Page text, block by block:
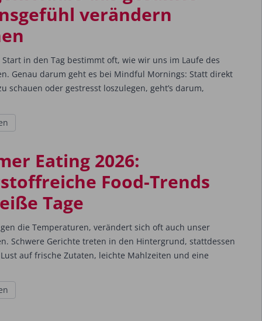
verändern
Start in den Tag bestimmt oft, wie wir uns im Laufe des
Genau darum geht es bei Mindful Mornings: Statt direkt
schauen oder gestresst loszulegen, geht’s darum,
Eating 2026:
Food-Trends
Tage
die Temperaturen, verändert sich oft auch unser
Schwere Gerichte treten in den Hintergrund, stattdessen
auf frische Zutaten, leichte Mahlzeiten und eine